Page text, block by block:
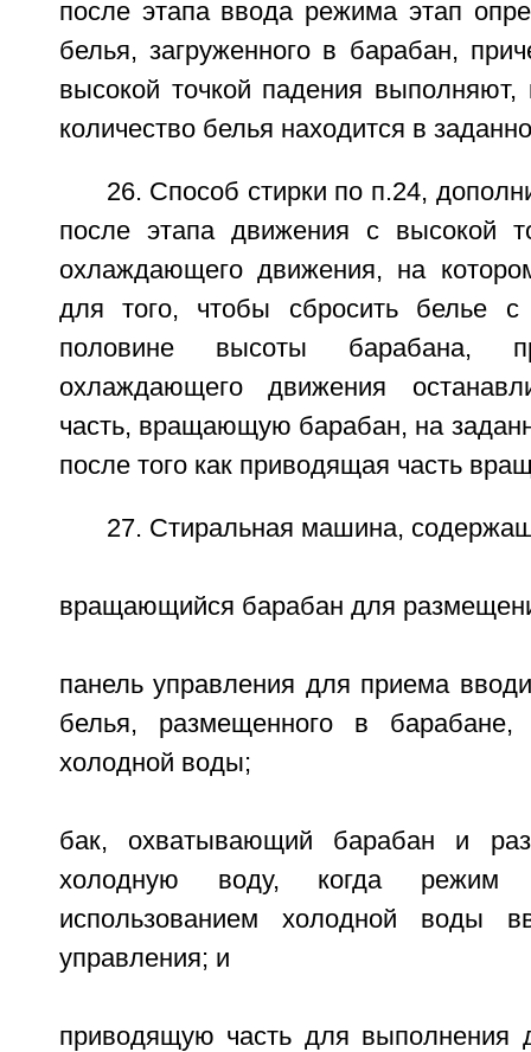
после этапа ввода режима этап
белья, загруженного в барабан,
высокой точкой падения выполняют,
количество белья находится в
26. Способ стирки по п.24,
после этапа движения с высокой
охлаждающего движения, на
для того, чтобы сбросить белье
половине высоты барабана,
охлаждающего движения
часть, вращающую барабан, на
после того как приводящая часть
27. Стиральная машина,
вращающийся барабан для
панель управления для приема
белья, размещенного в барабане,
холодной воды;
бак, охватывающий барабан и
холодную воду, когда
использованием холодной воды
управления; и
приводящую часть для выполнения